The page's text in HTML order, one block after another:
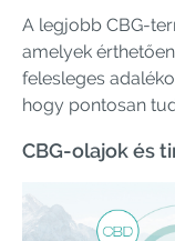
A legjobb CBG-
amelyek
felesleges
hogy pontosan
CBG-olajok és